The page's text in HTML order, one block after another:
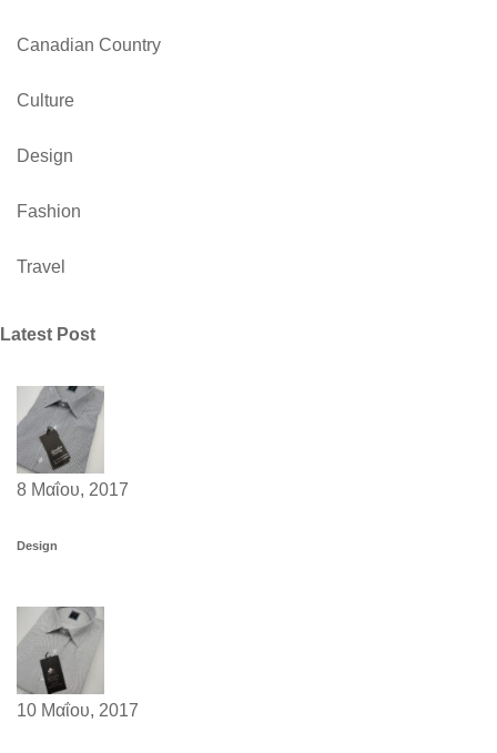
Canadian Country
Culture
Design
Fashion
Travel
Latest Post
8 Μαΐου, 2017
Design
10 Μαΐου, 2017